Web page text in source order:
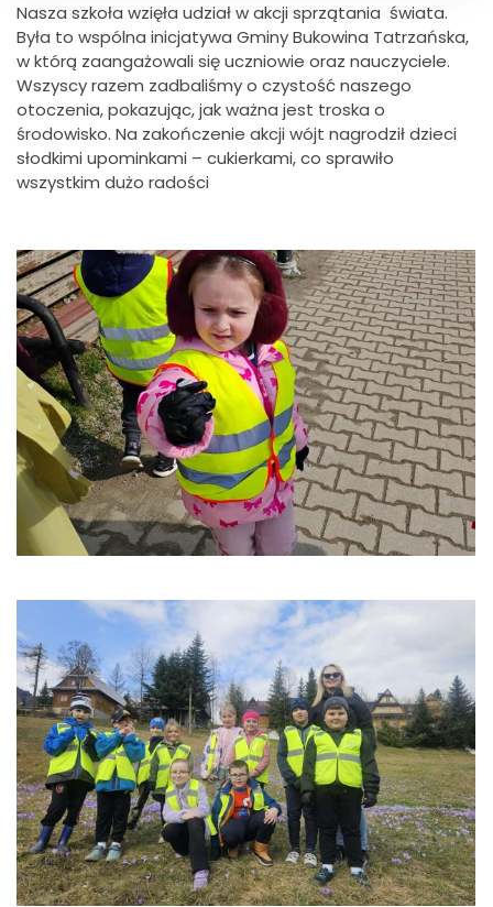
Nasza szkoła wzięła udział w akcji sprzątania świata.
Była to wspólna inicjatywa Gminy Bukowina Tatrzańska,
w którą zaangażowali się uczniowie oraz nauczyciele.
Wszyscy razem zadbaliśmy o czystość naszego
otoczenia, pokazując, jak ważna jest troska o
środowisko. Na zakończenie akcji wójt nagrodził dzieci
słodkimi upominkami – cukierkami, co sprawiło
wszystkim dużo radości